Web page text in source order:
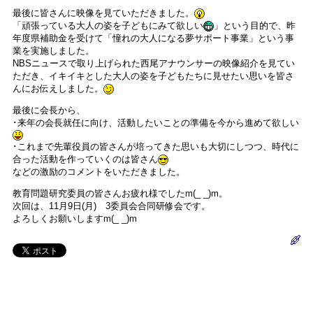
最後に皆さんに映像を見ていただきました。
「頑張っている大人の姿を子どもにみて欲しい
」という目的で、昨
年度県補助金を受けて「憧れの大人になる夢サポート事業」という事
業を実施しました。
NBSニュースで取り上げられた西尾アナウンサーの映像紹介を見てい
ただき、イキイキとした大人の姿を子どもたちに見せたい思いを皆さ
んにお伝えしました。
最後に会長から、
･来年の会長就任に向け、活動したいことの準備を今から進めて欲しい
･これまで先輩役員の皆さんが培ってきた思いも大切にしつつ、時代に
合った活動を作っていくのは皆さん
などの激励のコメントをいただきました。
教育問題研究委員の皆さんお疲れ様でしたm(_ _)m。
次回は、11月9日(月) 3委員会合同研修会です。
よろしくお願いしますm(_ _)m